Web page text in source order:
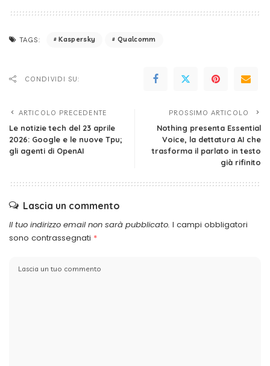
TAGS: Kaspersky Qualcomm
CONDIVIDI SU:
ARTICOLO PRECEDENTE
Le notizie tech del 23 aprile
2026: Google e le nuove Tpu;
gli agenti di OpenAI
PROSSIMO ARTICOLO
Nothing presenta Essential
Voice, la dettatura AI che
trasforma il parlato in testo
già rifinito
Lascia un commento
Il tuo indirizzo email non sarà pubblicato. I campi obbligatori
sono contrassegnati *